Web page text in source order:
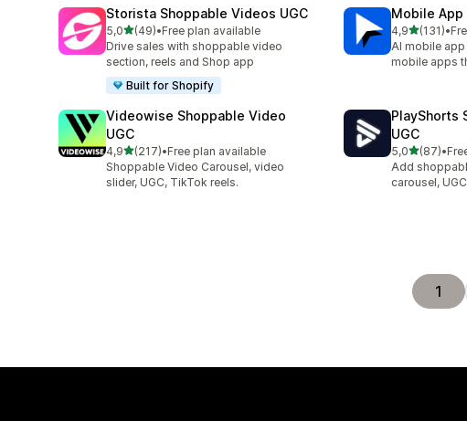
Storista Shoppable Videos UGC
5,05 yıldız üzerinden
(49)
toplam 49 değerlendirme
•Free plan available
Drive sales with shoppable video
section, reels and Shop app
Built for Shopify
Mobile App
4,95 yıldız
(131)
toplam 131•
AI mobile
mobile apps
Videowise Shoppable Video
UGC
4,95 yıldız üzerinden
(217)
toplam 217 değerlendirme
•Free plan available
Shoppable Video Carousel, video
slider, UGC, TikTok reels.
PlayShorts
UGC
5,05 yıldız
(87)
toplam 87•
Add
carousel,
1